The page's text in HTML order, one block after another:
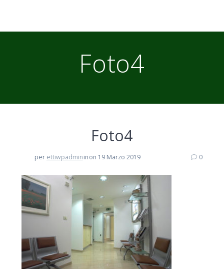
Foto4
Foto4
per ettiwpadmininon 19 Marzo 2019 0